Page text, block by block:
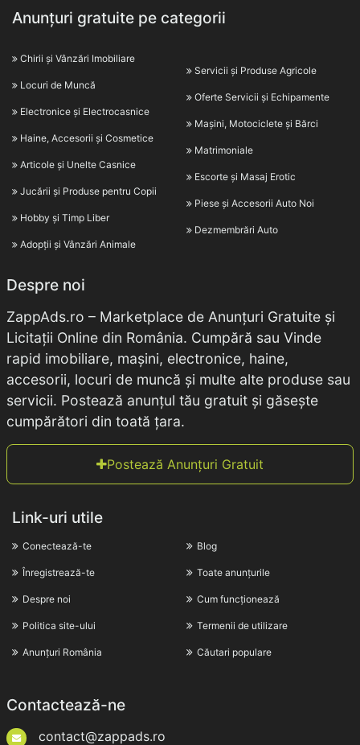
Anunțuri gratuite pe categorii
Chirii și Vânzări Imobiliare
Locuri de Muncă
Electronice și Electrocasnice
Haine, Accesorii și Cosmetice
Articole și Unelte Casnice
Jucării și Produse pentru Copii
Hobby și Timp Liber
Adopții și Vânzări Animale
Servicii și Produse Agricole
Oferte Servicii și Echipamente
Mașini, Motociclete și Bărci
Matrimoniale
Escorte și Masaj Erotic
Piese și Accesorii Auto Noi
Dezmembrări Auto
Despre noi
ZappAds.ro – Marketplace de Anunțuri Gratuite și
Licitații Online din România. Cumpără sau Vinde
rapid imobiliare, mașini, electronice, haine,
accesorii, locuri de muncă și multe alte produse sau
servicii. Postează anunțul tău gratuit și găsește
cumpărători din toată țara.
Postează Anunțuri Gratuit
Link-uri utile
Conectează-te
Înregistrează-te
Despre noi
Politica site-ului
Anunțuri România
Blog
Toate anunțurile
Cum funcționează
Termenii de utilizare
Căutari populare
Contactează-ne
contact@zappads.ro